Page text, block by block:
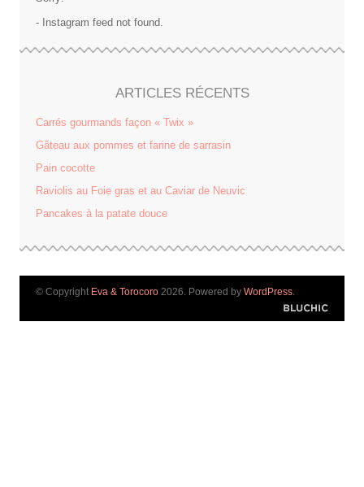
- Instagram feed not found.
ARTICLES RÉCENTS
Carrés gourmands façon « Twix »
Gâteau aux pommes et farine de sarrasin
Pain cocotte
Raviolis au Foie gras et au Caviar de Neuvic
Pancakes à la patate douce
© Copyright Eva & Torocoro 2026. Powered by WordPress